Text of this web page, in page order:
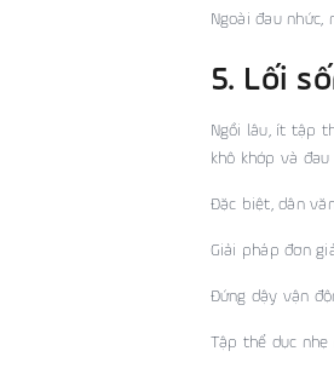
Ngoài đau
5. Lối
Ngồi lâu, ít tập
khô khớp và đau
Đặc biệt, dân
Giải pháp đơn
Đứng dậy vận
Tập thể dục nhẹ